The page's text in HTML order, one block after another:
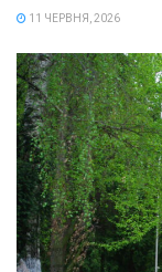
11 ЧЕРВНЯ, 2026